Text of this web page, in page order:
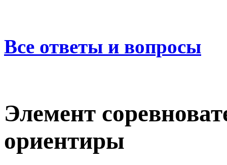
Все ответы и вопросы
Элемент
ориентиры